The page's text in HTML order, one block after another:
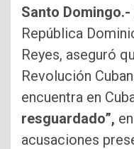
Santo Domingo.-
República
Reyes, aseguró
Revolución
encuentra en
resguardado”,
acusaciones